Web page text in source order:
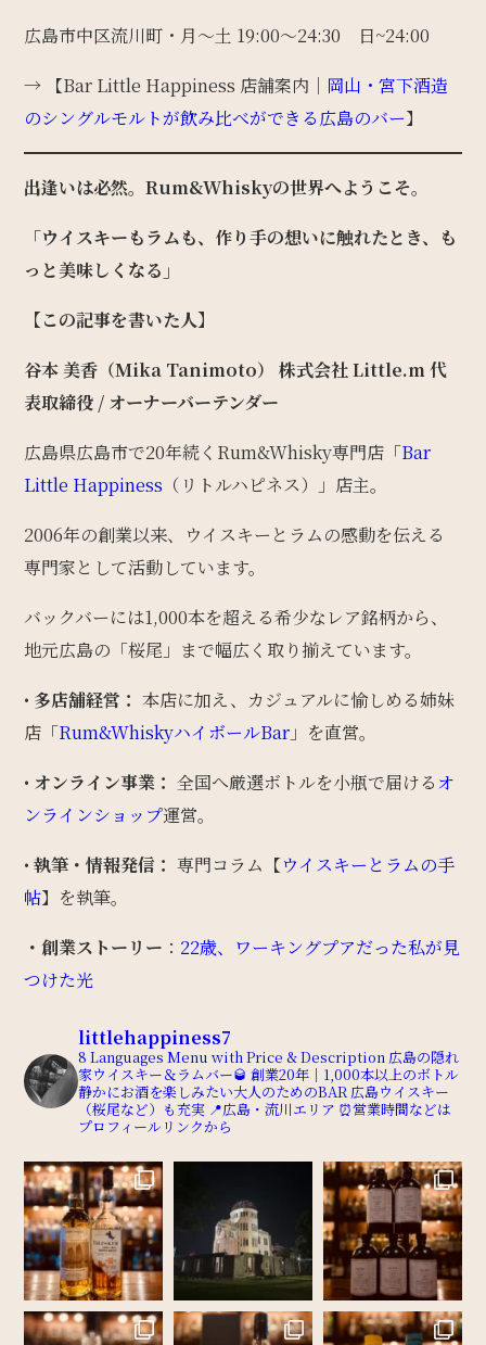
広島市中区流川町・月〜土 19:00〜24:30 日~24:00
→ 【Bar Little Happiness 店舗案内｜ 岡山・宮下酒造
のシングルモルトが飲み比べができる広島のバー】
出逢いは必然。Rum&Whiskyの世界へようこそ。
「ウイスキーもラムも、作り手の想いに触れたとき、も
っと美味しくなる」
【この記事を書いた人】
谷本 美香（Mika Tanimoto）
株式会社 Little.m 代
表取締役 / オーナーバーテンダー
広島県広島市で20年続くRum&Whisky専門店「Bar
Little Happiness （リトルハピネス）」店主。
2006年の創業以来、ウイスキーとラムの感動を伝える
専門家として活動しています。
バックバーには1,000本を超える希少なレア銘柄から、
地元広島の「桜尾」まで幅広く取り揃えています。
• 多店舗経営： 本店に加え、カジュアルに愉しめる姉妹
店「Rum&WhiskyハイボールBar 」を直営。
• オンライン事業： 全国へ厳選ボトルを小瓶で届けるオ
ンラインショップ運営。
•執筆・情報発信： 専門コラム【ウイスキーとラムの手
帖】を執筆。
・創業ストーリー ： 22歳、ワーキングプアだった私が見
つけた光
littlehappiness7
8 Languages Menu with Price & Description 広島の隠れ
家ウイスキー＆ラムバー🥃 創業20年｜1,000本以上のボトル
静かにお酒を楽しみたい大人のためのBAR 広島ウイスキー
（桜尾など）も充実 📍広島・流川エリア ⏰営業時間などは
プロフィールリンクから